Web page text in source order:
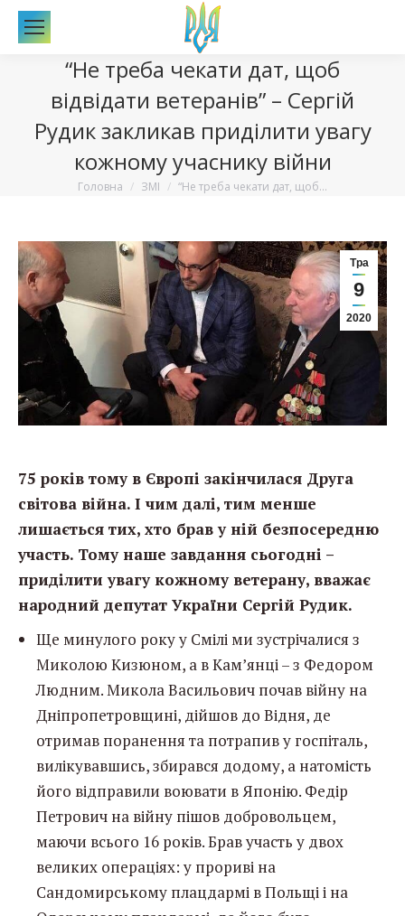
“Не треба чекати дат, щоб
відвідати ветеранів” – Сергій
Рудик закликав приділити увагу
кожному учаснику війни
Вы здесь:
Головна ЗМІ “Не треба чекати дат, щоб…
Тра
9
2020
75 років тому в Європі закінчилася Друга
світова війна. І чим далі, тим менше
лишається тих, хто брав у ній безпосередню
участь. Тому наше завдання сьогодні –
приділити увагу кожному ветерану, вважає
народний депутат України Сергій Рудик.
Ще минулого року у Смілі ми зустрічалися з
Миколою Кизюном, а в Кам’янці – з Федором
Людним. Микола Васильович почав війну на
Дніпропетровщині, дійшов до Відня, де
отримав поранення та потрапив у госпіталь,
вилікувавшись, збирався додому, а натомість
його відправили воювати в Японію. Федір
Петрович на війну пішов добровольцем,
маючи всього 16 років. Брав участь у двох
великих операціях: у прориві на
Сандомирському плацдармі в Польщі і на